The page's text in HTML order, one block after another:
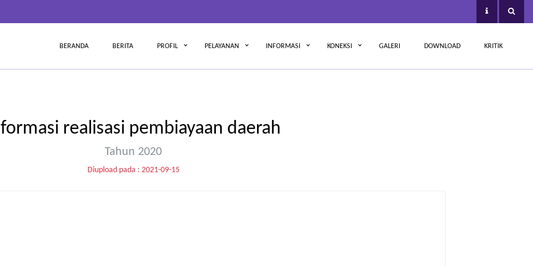
BERANDA BERITA PROFIL PELAYANAN INFORMASI KONEKSI GALERI DOWNLOAD KRITIK
realisasi pembiayaan daerah
Tahun 2020
Diupload pada : 2021-09-15